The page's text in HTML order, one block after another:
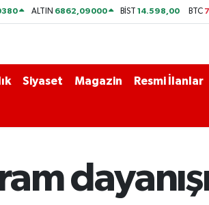
ALTIN 6862,09000 BİST14.598,00 BTC
Siyaset Magazin Resmi İlanlar